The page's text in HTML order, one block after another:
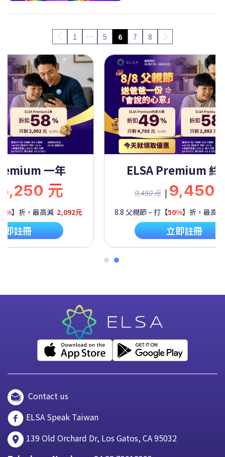
1 … 5 6 7 8
一年
元
】折，最高減 2,092元
即註冊
ELSA Premium 終
9,450 元 | 9,450
8.8 父親節 – 打【50%】折，最高
立即註冊
Contact us
ELSA Speak Taiwan
139 Old Orchard Dr, Los Gatos, CA 95032